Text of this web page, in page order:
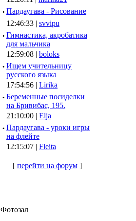
· Пардаугава - Рисование
12:46:33 | svvipu
· Гимнастика, акробатика
для мальчика
12:59:08 | boloks
· Ищем учительницу
русского языка
17:54:56 | Lirika
· Беременные посиделки
на Бривибас, 195.
21:10:00 | Elja
· Пардаугава - уроки игры
на флейте
12:15:07 | Fleita
[ перейти на форум]
Фотозал